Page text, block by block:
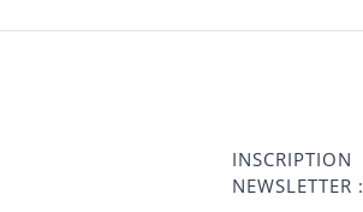
INSCRIPTION
NEWSLETTER :